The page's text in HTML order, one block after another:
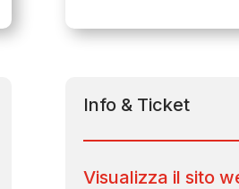
Info & Ticket
Visualizza il sito